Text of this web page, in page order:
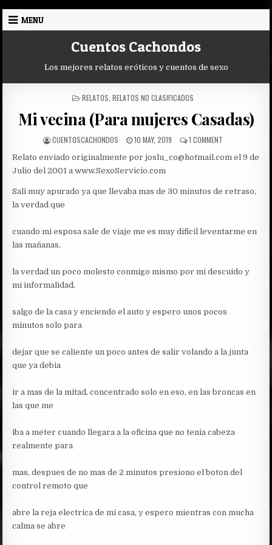
Skip
MENU
Cuentos Cachondos
Los mejores relatos eróticos y cuentos de sexo
POSTED
RELATOS RELATOS NO CLASIFICADOS
Mi vecina (Para mujeres Casadas)
AUTHOR:
CUENTOSCACHONDOS
PUBLISHED
10 MAY, 2019 1 COMMENT
VECINA
CASADAS)
Relato enviado originalmente por joslu_co@hotmail.com el 9 de
Julio del 2001 a www.SexoServicio.com
Sali muy apurado ya que llevaba mas de 30 minutos de retraso,
la verdad que
cuando mi esposa sale de viaje me es muy dificil leventarme en
las mañanas,
la verdad un poco molesto conmigo mismo por mi descuido y
mi informalidad,
salgo de la casa y enciendo el auto y espero unos pocos
minutos solo para
dejar que se caliente un poco antes de salir volando a la junta
que ya debia
ir a mas de la mitad, concentrado solo en eso, en las broncas en
las que me
iba a meter cuando llegara a la oficina que no tenia cabeza
realmente para
mas, despues de no mas de 2 minutos presiono el boton del
control remoto que
abre la reja electrica de mi casa, y espero mientras con mucha
calma se abre